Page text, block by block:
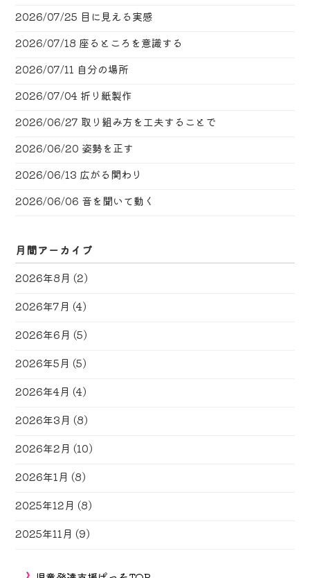
2026/07/25 目に見える実感
2026/07/18 座るところを意識する
2026/07/11 自分の場所
2026/07/04 折り紙製作
2026/06/27 取り組み方を工夫することで
2026/06/20 姿勢を正す
2026/06/13 広がる関わり
2026/06/06 音を聞いて動く
月間アーカイブ
2026年8月 (2)
2026年7月 (4)
2026年6月 (5)
2026年5月 (5)
2026年4月 (4)
2026年3月 (8)
2026年2月 (10)
2026年1月 (8)
2025年12月 (8)
2025年11月 (9)